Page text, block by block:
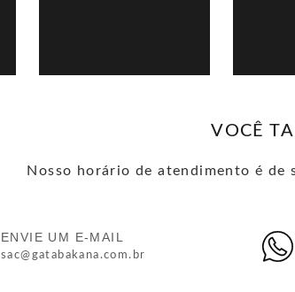
VOCÊ
Nosso horário de atendimento é de
ENVIE UM E-MAIL
sac@gatabakana.com.br